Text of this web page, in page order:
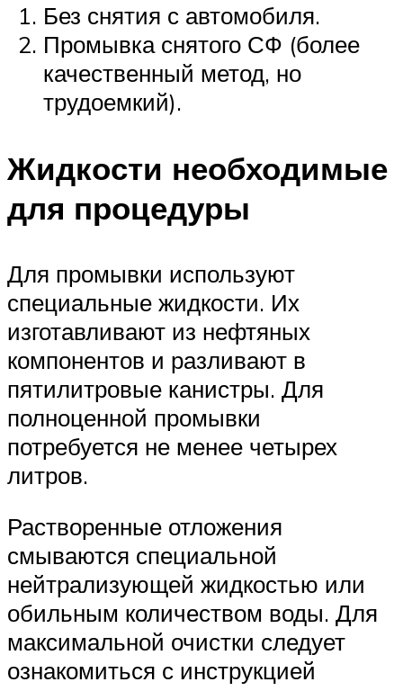
Без снятия с автомобиля.
Промывка снятого СФ (более
качественный метод, но
трудоемкий).
Жидкости необходимые
для процедуры
Для промывки используют
специальные жидкости. Их
изготавливают из нефтяных
компонентов и разливают в
пятилитровые канистры. Для
полноценной промывки
потребуется не менее четырех
литров.
Растворенные отложения
смываются специальной
нейтрализующей жидкостью или
обильным количеством воды. Для
максимальной очистки следует
ознакомиться с инструкцией